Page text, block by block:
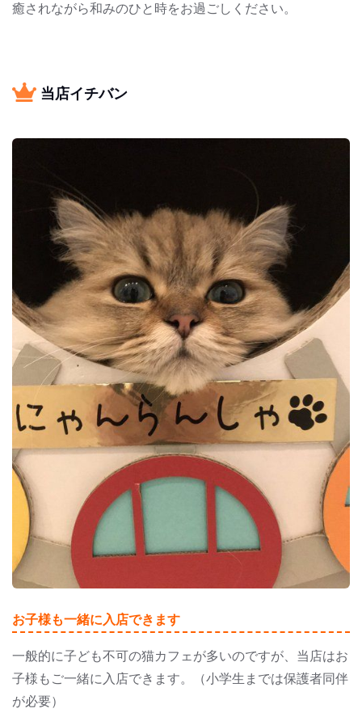
癒されながら和みのひと時をお過ごしください。
当店イチバン
お子様も一緒に入店できます
一般的に子ども不可の猫カフェが多いのですが、当店はお
子様もご一緒に入店できます。（小学生までは保護者同伴
が必要）